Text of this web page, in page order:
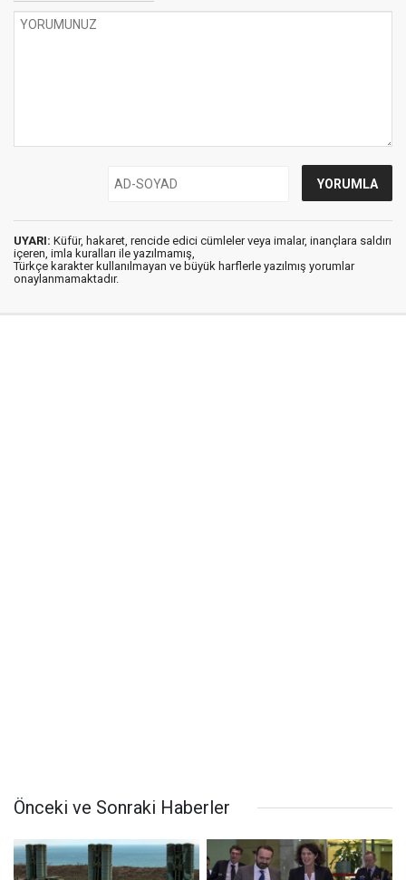
UYARI: Küfür, hakaret, rencide edici cümleler veya imalar, inançlara saldırı
içeren, imla kuralları ile yazılmamış,
Türkçe karakter kullanılmayan ve büyük harflerle yazılmış yorumlar
onaylanmamaktadır.
Önceki ve Sonraki Haberler